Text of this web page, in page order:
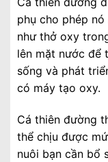
phụ cho phép
như thở oxy
lên mặt nước để
sống và phát
có máy tạo oxy.
Cá thiên đường
thể chịu được
nuôi bạn cần bổ